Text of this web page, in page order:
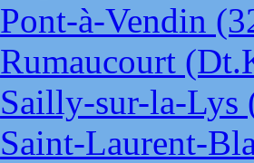
Pont-à-Vendin
Rumaucourt
Sailly-sur-la-Lys
Saint-Laurent-